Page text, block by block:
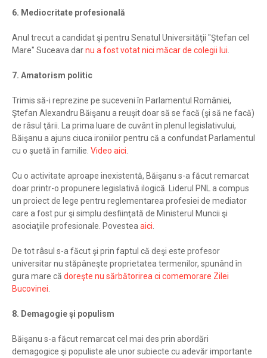
6. Mediocritate profesională
Anul trecut a candidat şi pentru Senatul Universităţii "Ştefan cel
Mare" Suceava darnu a fost votat nici măcar de colegii lui.
7. Amatorism politic
Trimis să-i reprezine pe suceveni în Parlamentul României,
Ştefan Alexandru Băişanu a reuşit doar să se facă (şi să ne facă)
de râsul ţării. La prima luare de cuvânt în plenul legislativului,
Băişanu a ajuns ciuca ironiilor pentru că a confundat Parlamentul
cu o şuetă în familie. Video aici.
Cu o activitate aproape inexistentă, Băişanu s-a făcut remarcat
doar printr-o propunere legislativă ilogică. Liderul PNL a compus
un proiect de lege pentru reglementarea profesiei de mediator
care a fost pur şi simplu desfiinţată de Ministerul Muncii şi
asociaţiile profesionale. Povesteaaici.
De tot râsul s-a făcut şi prin faptul că deşi este profesor
universitar nu stăpâneşte proprietatea termenilor, spunând în
gura mare că doreşte nu sărbătorirea ci comemorare Zilei
Bucovinei.
8. Demagogie şi populism
Băişanu s-a făcut remarcat cel mai des prin abordări
demagogice şi populiste ale unor subiecte cu adevăr importante